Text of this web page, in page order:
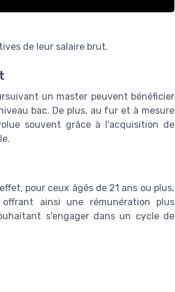
de leur salaire brut.
un master peuvent bénéficier
bac. De plus, au fur et à mesure
souvent grâce à l'acquisition de
pour ceux âgés de 21 ans ou plus,
ainsi une rémunération plus
s'engager dans un cycle de